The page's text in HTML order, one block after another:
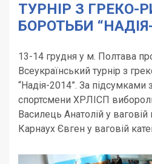
ТУРНІР З ГРЕКО-
БОРОТЬБИ
13-14 грудня у м. Полтава
Всеукраїнський турнір з
“Надія-2014”. За підсумками
спортсмени ХРЛІСП
Василець Анатолій у ваговій
Карнаух Євген у ваговій